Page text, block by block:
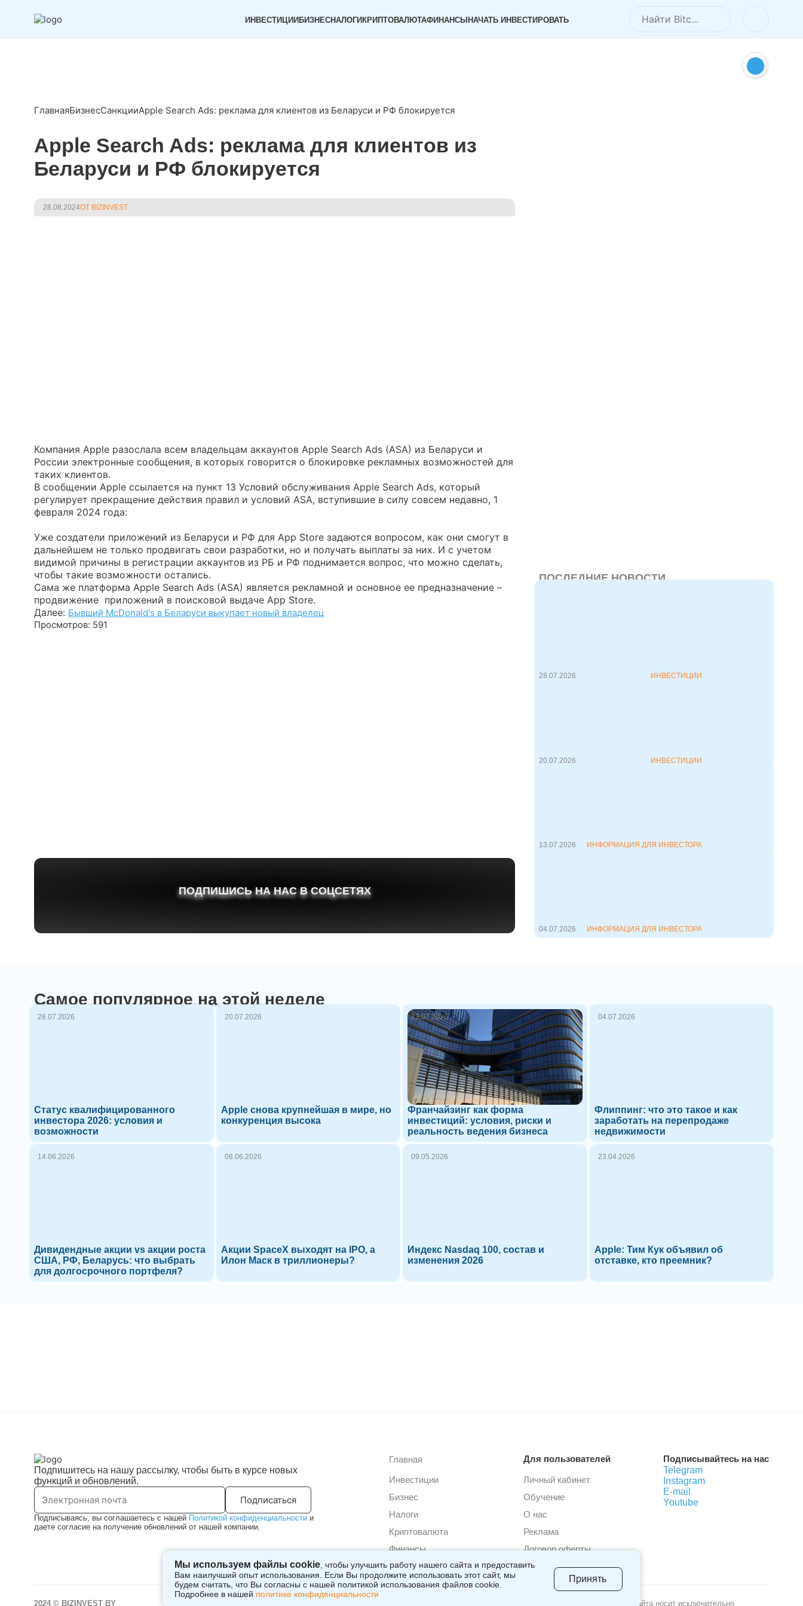
ИНВЕСТИЦИИБИЗНЕСНАЛОГИКРИПТОВАЛЮТАФИНАНСЫНАЧАТЬ ИНВЕСТИРОВАТЬ
Мы используем файлы cookie , чтобы улучшить работу нашего сайта и предоставить
Вам наилучший опыт использования. Если Вы продолжите использовать этот сайт, мы
будем считать, что Вы согласны с нашей политикой использования файлов cookie.
Подробнее в нашей политике конфиденциальности
Принять
ГлавнаяБизнесСанкцииApple Search Ads: реклама для клиентов из Беларуси и РФ блокируется
Apple Search Ads: реклама для клиентов из
Беларуси и РФ блокируется
28.08.2024ОТ BIZINVEST
Компания Apple разослала всем владельцам аккаунтов Apple Search Ads (ASA) из Беларуси и
России электронные сообщения, в которых говорится о блокировке рекламных возможностей для
таких клиентов.
В сообщении Apple ссылается на пункт 13 Условий обслуживания Apple Search Ads, который
регулирует прекращение действия правил и условий ASA, вступившие в силу совсем недавно, 1
февраля 2024 года:
Уже создатели приложений из Беларуси и РФ для App Store задаются вопросом, как они смогут в
дальнейшем не только продвигать свои разработки, но и получать выплаты за них. И с учетом
видимой причины в регистрации аккаунтов из РБ и РФ поднимается вопрос, что можно сделать,
чтобы такие возможности остались.
Сама же платформа Apple Search Ads (ASA) является рекламной и основное ее предназначение –
продвижение приложений в поисковой выдаче App Store.
Далее: Бывший McDonald's в Беларуси выкупает новый владелец
Просмотров: 591
ПОДПИШИСЬ НА НАС В СОЦСЕТЯХ
ПОСЛЕДНИЕ НОВОСТИ
28.07.2026 ИНВЕСТИЦИИ
20.07.2026 ИНВЕСТИЦИИ
13.07.2026 ИНФОРМАЦИЯ ДЛЯ ИНВЕСТОРА
04.07.2026 ИНФОРМАЦИЯ ДЛЯ ИНВЕСТОРА
Самое популярное на этой неделе
28.07.2026
Статус квалифицированного
инвестора 2026: условия и
возможности
20.07.2026
Apple снова крупнейшая в мире, но
конкуренция высока
13.07.2026
Франчайзинг как форма
инвестиций: условия, риски и
реальность ведения бизнеса
04.07.2026
Флиппинг: что это такое и как
заработать на перепродаже
недвижимости
14.06.2026
Дивидендные акции vs акции роста
США, РФ, Беларусь: что выбрать
для долгосрочного портфеля?
08.06.2026
Акции SpaceX выходят на IPO, а
Илон Маск в триллионеры?
09.05.2026
Индекс Nasdaq 100, состав и
изменения 2026
23.04.2026
Apple: Тим Кук объявил об
отставке, кто преемник?
Подпишитесь на нашу рассылку, чтобы быть в курсе новых
функций и обновлений.
Подписаться
Подписываясь, вы соглашаетесь с нашей Политикой конфиденциальности и
даете согласие на получение обновлений от нашей компании.
Главная Для пользователей
Инвестиции
Личный кабинет
Бизнес
Обучение
Налоги
О нас
Криптовалюта
Реклама
Финансы
Договор оферты
Подписывайтесь на нас
Telegram
Instagram
E-mail
Youtube
2024 © BIZINVEST BY Обращаем внимание. содержание сайта носит исключительно